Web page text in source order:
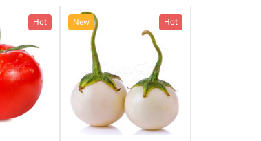
Hot New Hot